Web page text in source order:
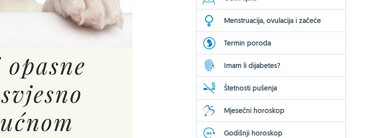
Menstruacija, ovulacija i začeće
Termin poroda
Imam li dijabetes?
Štetnosti pušenja
Mjesečni horoskop
Godišnji horoskop